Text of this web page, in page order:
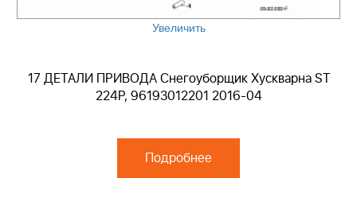
Увеличить
17 ДЕТАЛИ ПРИВОДА Снегоуборщик Хускварна ST
224P, 96193012201 2016-04
Подробнее